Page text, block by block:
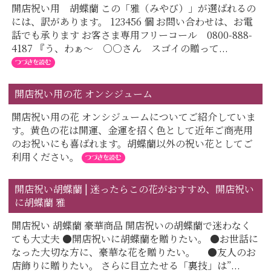
開店祝い用 胡蝶蘭 この「雅（みやび）」が選ばれるの
には、訳があります。 123456 個 お問い合わせは、お電
話でも承ります お客さま専用フリーコール 0800-888-
4187 『う、わぁ～ ○○さん スゴイの贈って...
開店祝い用の花 オンシジューム
開店祝い用の花 オンシジュームについてご紹介していま
す。黄色の花は開運、金運を招く色として近年ご商売用
のお祝いにも喜ばれます。胡蝶蘭以外の祝い花としてご
利用ください。
開店祝い胡蝶蘭 | 迷ったらこの花がおすすめ、開店祝い
に胡蝶蘭 雅
開店祝い 胡蝶蘭 豪華商品 開店祝いの胡蝶蘭で迷わなく
ても大丈夫 ●開店祝いに胡蝶蘭を贈りたい。 ●お世話に
なった大切な方に、豪華な花を贈りたい。 ●友人のお
店飾りに贈りたい。 さらに目立たせる「裏技」は”...